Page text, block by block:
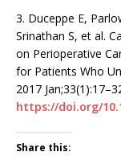
3. Duceppe E,
Srinathan S, et al.
on Perioperative
for Patients Who
2017
https://doi.org/
Share this: